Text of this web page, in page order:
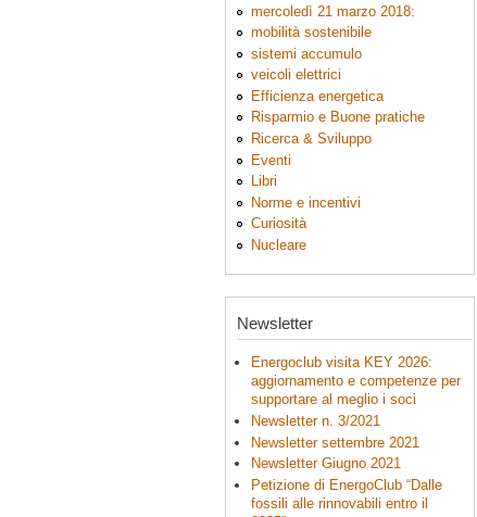
mercoledì 21 marzo 2018:
mobilità sostenibile
sistemi accumulo
veicoli elettrici
Efficienza energetica
Risparmio e Buone pratiche
Ricerca & Sviluppo
Eventi
Libri
Norme e incentivi
Curiosità
Nucleare
Newsletter
Energoclub visita KEY 2026:
aggiornamento e competenze per
supportare al meglio i soci
Newsletter n. 3/2021
Newsletter settembre 2021
Newsletter Giugno 2021
Petizione di EnergoClub “Dalle
fossili alle rinnovabili entro il